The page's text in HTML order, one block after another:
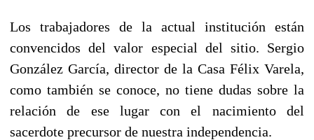
Los trabajadores de la actual institución están
convencidos del valor especial del sitio. Sergio
González García, director de la Casa Félix Varela,
como también se conoce, no tiene dudas sobre la
relación de ese lugar con el nacimiento del
sacerdote precursor de nuestra independencia.